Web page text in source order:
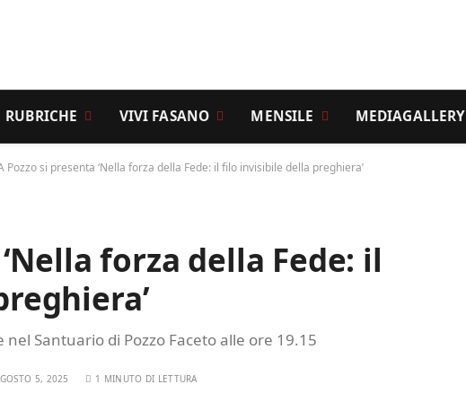
RUBRICHE VIVI FASANO MENSILE MEDIAGALLERY
Pozzo si presenta ‘Nella forza della Fede: il filo invisibile della preghiera’
forza della Fede: il
Santuario di Pozzo Faceto alle ore 19.15
5, 2025 1 MINUTO DI LETTURA